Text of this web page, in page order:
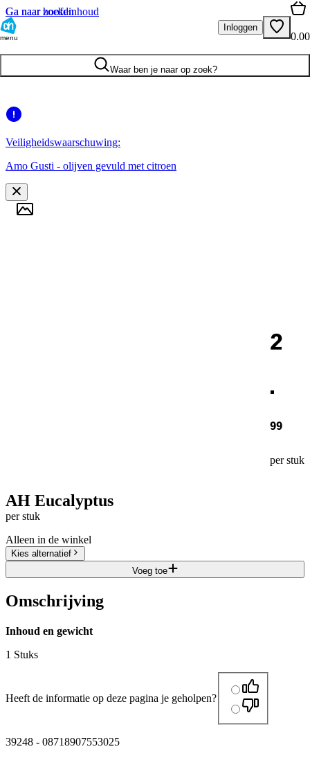
Ga naar hoofdinhoud
Ga naar zoeken
menu
Inloggen
0.00
Waar ben je naar op zoek?
Veiligheidswaarschuwing:
Amo Gusti - olijven gevuld met citroen
2
.
99
per stuk
AH Eucalyptus
per stuk
Alleen in de winkel
Kies alternatief
Voeg toe
Omschrijving
Inhoud en gewicht
1 Stuks
Heeft de informatie op deze pagina je geholpen?
39248 - 08718907553025